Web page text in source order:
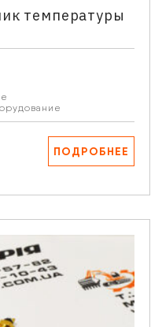
температуры
ПОДРОБНЕЕ